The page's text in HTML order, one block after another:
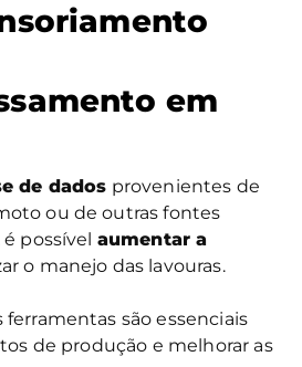
em
de dados provenientes de
ou de outras fontes
possível aumentar a
o manejo das lavouras.
ferramentas são essenciais
de produção e melhorar as